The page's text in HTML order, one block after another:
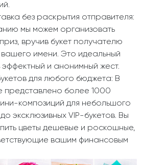
без раскрытия отправителя:
мы можем организовать
вручив букет получателю
вашего имени. Это идеальный
и анонимный жест.
для любого бюджета: В
представлено более 1000
композиций для небольшого
эксклюзивных VIP-букетов. Вы
цветы дешевые и роскошные,
вашим финансовым